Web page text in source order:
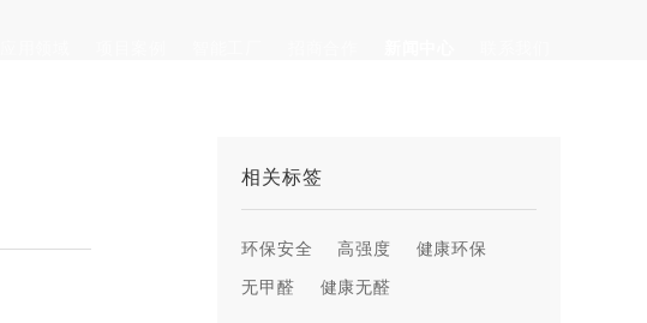
相关标签
环保安全 高强度
健康环保
无甲醛
健康无醛